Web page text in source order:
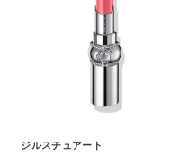
ジルスチュアート